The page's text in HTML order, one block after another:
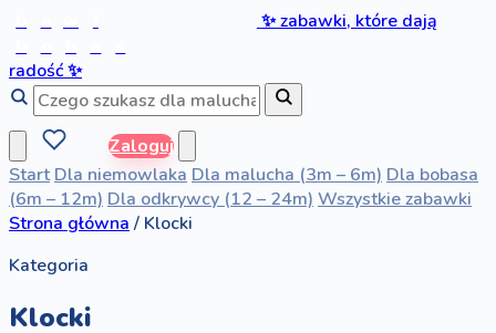
✨zabawki, które dają
radość✨
Zaloguj
Start Dla niemowlaka Dla malucha (3m – 6m) Dla bobasa
(6m – 12m) Dla odkrywcy (12 – 24m) Wszystkie zabawki
Strona główna / Klocki
Kategoria
Klocki